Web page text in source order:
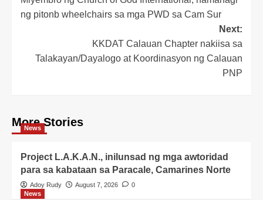
navigation
ng pitonb wheelchairs sa mga PWD sa Cam Sur
Next:
KKDAT Calauan Chapter nakiisa sa
Talakayan/Dayalogo at Koordinasyon ng Calauan
PNP
More Stories
News
Project L.A.K.A.N., inilunsad ng mga awtoridad
para sa kabataan sa Paracale, Camarines Norte
Adoy Rudy August 7, 2026
0
News